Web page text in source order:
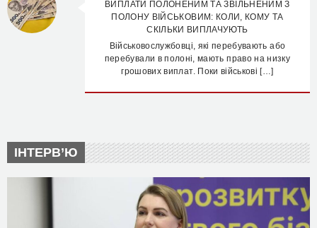
ВИПЛАТИ ПОЛОНЕНИМ ТА ЗВІЛЬНЕНИМ З
ПОЛОНУ ВІЙСЬКОВИМ: КОЛИ, КОМУ ТА
СКІЛЬКИ ВИПЛАЧУЮТЬ
Військовослужбовці, які перебувають або
перебували в полоні, мають право на низку
грошових виплат. Поки військові […]
ІНТЕРВ’Ю